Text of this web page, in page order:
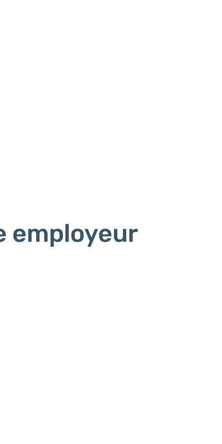
employeur